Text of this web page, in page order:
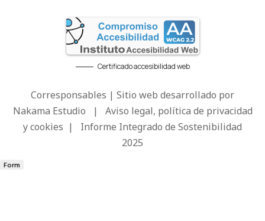
Certificado accesibilidad web
Corresponsables | Sitio web desarrollado por
Nakama Estudio | Aviso legal, política de privacidad
y cookies | Informe Integrado de Sostenibilidad
2025
Form